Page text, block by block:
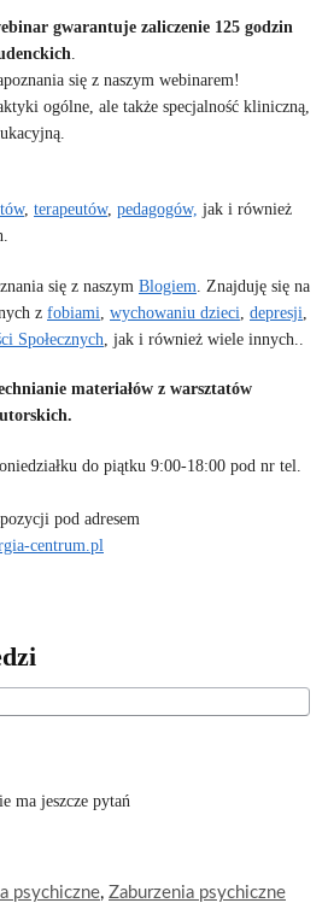
gwarantuje zaliczenie 125 godzin
się z naszym webinarem!
ogólne, ale także specjalność kliniczną,
, terapeutów, pedagogów, jak i również
się z naszym Blogiem . Znajduję się na
z fobiami wychowaniu dzieci depresji
Społecznych , jak i również wiele innych..
materiałów z warsztatów
do piątku 9:00-18:00 pod nr tel.
pod adresem
centrum.pl
ma jeszcze pytań
psychiczne, Zaburzenia psychiczne